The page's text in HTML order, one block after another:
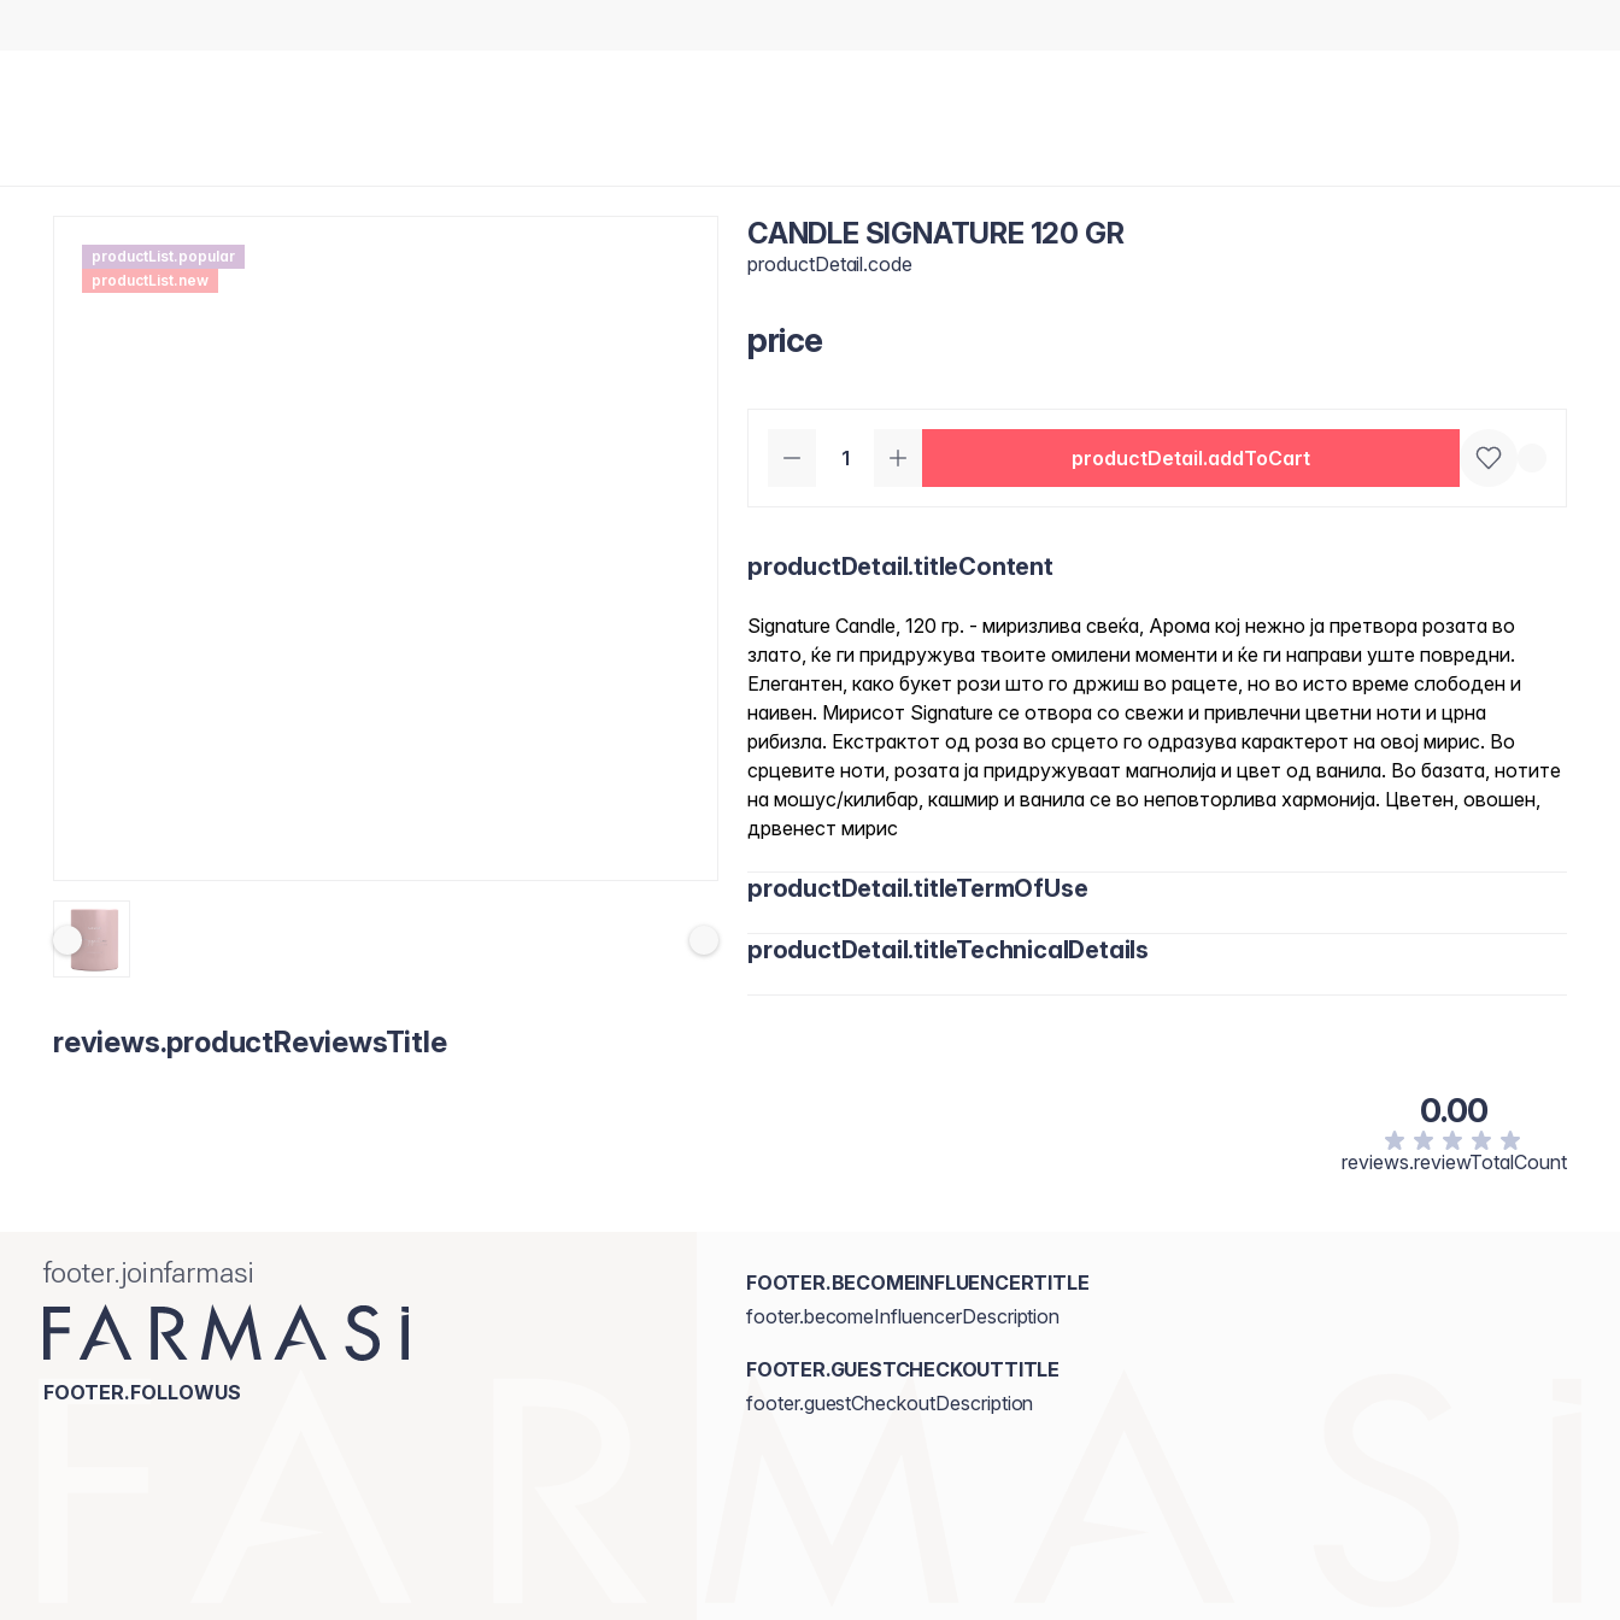
productList.popular
productList.new
CANDLE SIGNATURE 120 GR
productDetail.code
price
productDetail.addToCart
productDetail.titleContent
Signature Candle, 120 гр. - миризлива свеќа, Арома кој нежно ја претвора розата во
злато, ќе ги придружува твоите омилени моменти и ќе ги направи уште повредни.
Елегантен, како букет рози што го држиш во рацете, но во исто време слободен и
наивен. Мирисот Signature се отвора со свежи и привлечни цветни ноти и црна
рибизла. Екстрактот од роза во срцето го одразува карактерот на овој мирис. Во
срцевите ноти, розата ја придружуваат магнолија и цвет од ванила. Во базата, нотите
на мошус/килибар, кашмир и ванила се во неповторлива хармонија. Цветен, овошен,
дрвенест мирис
productDetail.titleTermOfUse
productDetail.titleTechnicalDetails
reviews.productReviewsTitle
0.00
reviews.reviewTotalCount
footer.joinfarmasi
FOOTER.FOLLOWUS
FOOTER.BECOMEINFLUENCERTITLE
footer.becomeInfluencerDescription
FOOTER.GUESTCHECKOUTTITLE
footer.guestCheckoutDescription